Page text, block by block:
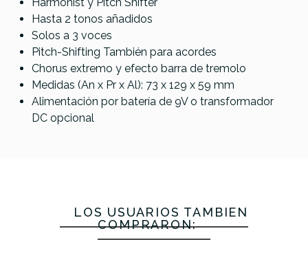
Hasta 2 tonos añadidos
Solos a 3 voces
Pitch-Shifting También para acordes
Chorus extremo y efecto barra de tremolo
Medidas (An x Pr x Al): 73 x 129 x 59 mm
Alimentación por batería de 9V o transformador
DC opcional
JHS Double Dragon
Tentacle V2
179,00 € 158,99 €
No hay características para comparar
LOS USUARIOS TAMBIÉN
COMPRARON: